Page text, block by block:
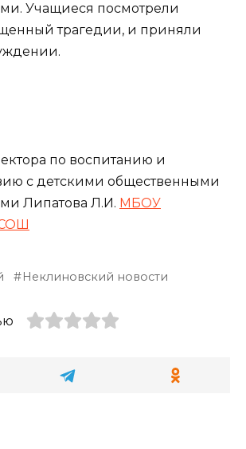
Учащиеся посмотрели
трагедии, и приняли
по воспитанию и
с детскими общественными
Липатова Л.И. МБОУ
Неклиновский новости